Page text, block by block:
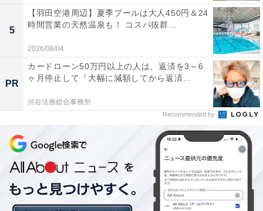
5
【羽田空港周辺】夏季プールは大人450円＆24
時間営業の天然温泉も！ コスパ抜群...
2026/08/04
PR
カードローン50万円以上の人は、返済を3～6
ヶ月停止して『大幅に減額してから返済...
渋谷法務総合事務所
Recommended by